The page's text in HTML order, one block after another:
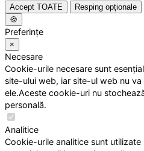
Accept TOATE Resping opționale
🍪
Preferințe
×
Necesare
Cookie-urile necesare sunt
site-ului web, iar site-ul web nu
ele.Aceste cookie-uri nu
personală.
Analitice
Cookie-urile analitice sunt